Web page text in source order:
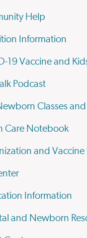
Help
Information
19 Vaccine and
Podcast
Classes
Care Notebook
and Vaccine
Information
and Newborn